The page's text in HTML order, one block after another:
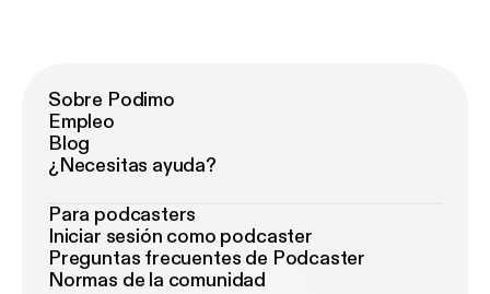
Sobre Podimo
Empleo
Blog
¿Necesitas ayuda?
Para podcasters
Iniciar sesión como podcaster
Preguntas frecuentes de Podcaster
Normas de la comunidad